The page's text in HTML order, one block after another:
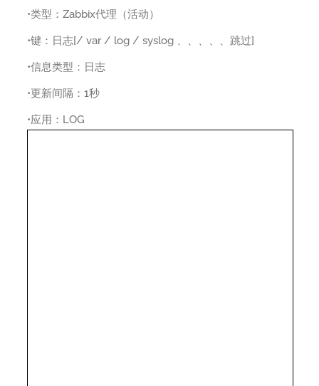
•类型：Zabbix代理（活动）
•键：日志[/ var / log / syslog 、、、、、跳过]
•信息类型：日志
•更新间隔：1秒
•应用：LOG